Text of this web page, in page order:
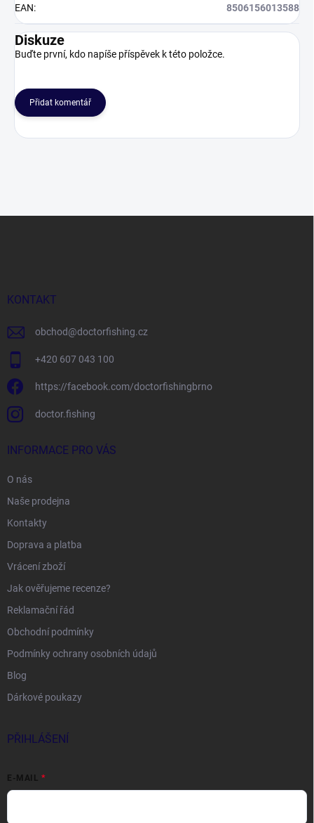
EAN: 8506156013588
Diskuze
Buďte první, kdo napíše příspěvek k této položce.
Přidat komentář
KONTAKT
obchod@doctorfishing.cz
+420 607 043 100
https://facebook.com/doctorfishingbrno
doctor.fishing
INFORMACE PRO VÁS
O nás
Naše prodejna
Kontakty
Doprava a platba
Vrácení zboží
Jak ověřujeme recenze?
Reklamační řád
Obchodní podmínky
Podmínky ochrany osobních údajů
Blog
Dárkové poukazy
PŘIHLÁŠENÍ
E-MAIL